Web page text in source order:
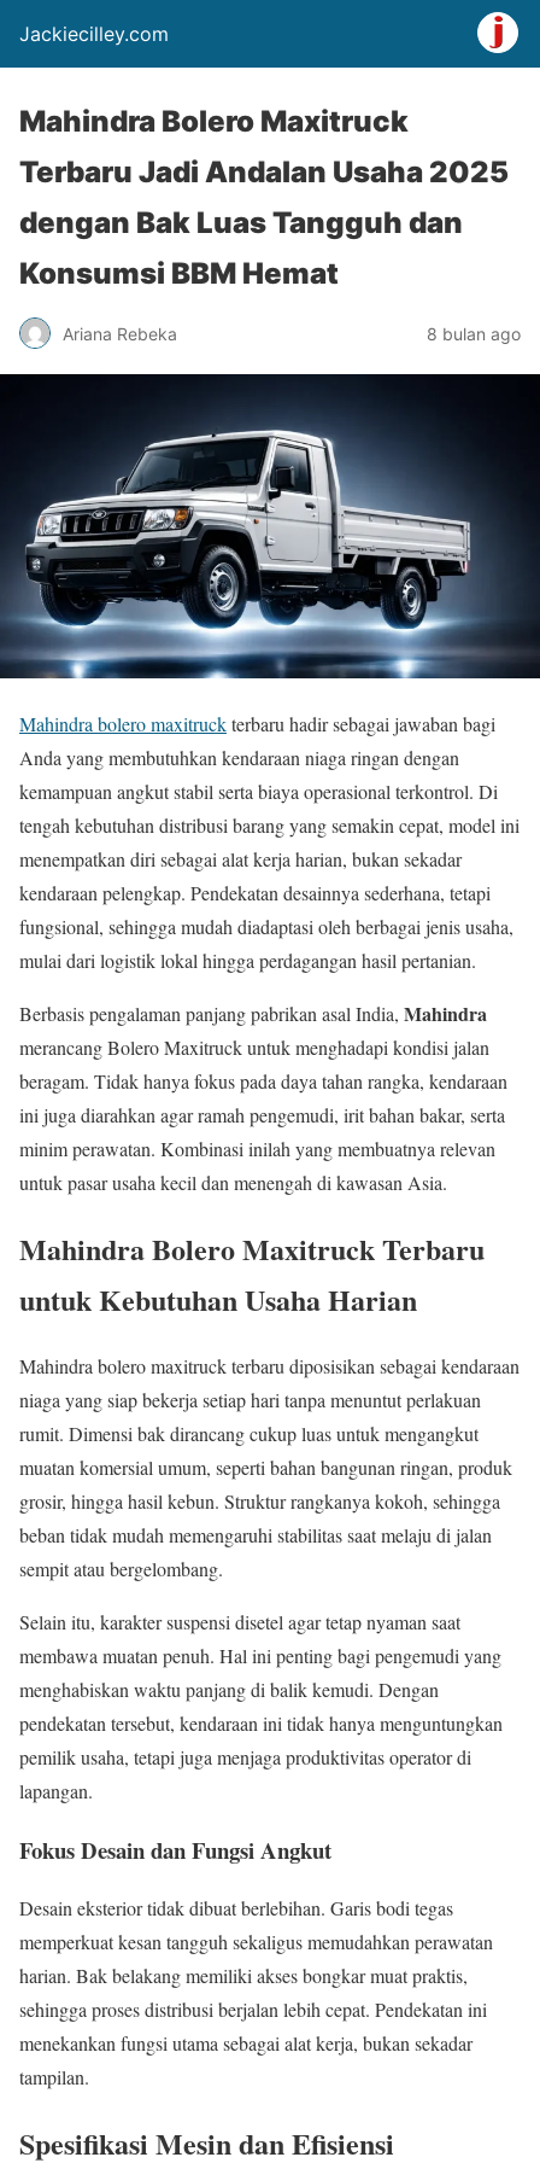
Jackiecilley.com
Mahindra Bolero Maxitruck
Terbaru Jadi Andalan Usaha 2025
dengan Bak Luas Tangguh dan
Konsumsi BBM Hemat
Ariana Rebeka 8 bulan ago
Mahindra bolero maxitruckterbaru hadir sebagai jawaban bagi
Anda yang membutuhkan kendaraan niaga ringan dengan
kemampuan angkut stabil serta biaya operasional terkontrol. Di
tengah kebutuhan distribusi barang yang semakin cepat, model ini
menempatkan diri sebagai alat kerja harian, bukan sekadar
kendaraan pelengkap. Pendekatan desainnya sederhana, tetapi
fungsional, sehingga mudah diadaptasi oleh berbagai jenis usaha,
mulai dari logistik lokal hingga perdagangan hasil pertanian.
Berbasis pengalaman panjang pabrikan asal India, Mahindra
merancang Bolero Maxitruck untuk menghadapi kondisi jalan
beragam. Tidak hanya fokus pada daya tahan rangka, kendaraan
ini juga diarahkan agar ramah pengemudi, irit bahan bakar, serta
minim perawatan. Kombinasi inilah yang membuatnya relevan
untuk pasar usaha kecil dan menengah di kawasan Asia.
Mahindra Bolero Maxitruck Terbaru
untuk Kebutuhan Usaha Harian
Mahindra bolero maxitruck terbaru diposisikan sebagai kendaraan
niaga yang siap bekerja setiap hari tanpa menuntut perlakuan
rumit. Dimensi bak dirancang cukup luas untuk mengangkut
muatan komersial umum, seperti bahan bangunan ringan, produk
grosir, hingga hasil kebun. Struktur rangkanya kokoh, sehingga
beban tidak mudah memengaruhi stabilitas saat melaju di jalan
sempit atau bergelombang.
Selain itu, karakter suspensi disetel agar tetap nyaman saat
membawa muatan penuh. Hal ini penting bagi pengemudi yang
menghabiskan waktu panjang di balik kemudi. Dengan
pendekatan tersebut, kendaraan ini tidak hanya menguntungkan
pemilik usaha, tetapi juga menjaga produktivitas operator di
lapangan.
Fokus Desain dan Fungsi Angkut
Desain eksterior tidak dibuat berlebihan. Garis bodi tegas
memperkuat kesan tangguh sekaligus memudahkan perawatan
harian. Bak belakang memiliki akses bongkar muat praktis,
sehingga proses distribusi berjalan lebih cepat. Pendekatan ini
menekankan fungsi utama sebagai alat kerja, bukan sekadar
tampilan.
Spesifikasi Mesin dan Efisiensi